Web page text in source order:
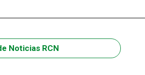
Noticias RCN